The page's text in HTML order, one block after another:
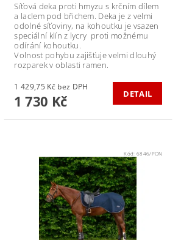
Síťová deka proti hmyzu s krčním dílem
a laclem pod břichem. Deka je z velmi
odolné síťoviny, na kohoutku je vsazen
speciální klín z lycry proti možnému
odírání kohoutku.
Volnost pohybu zajišťuje velmi dlouhý
rozparek v oblasti ramen.
1 429,75 Kč bez DPH
1 730 Kč DETAIL
Kód: 6846/PON